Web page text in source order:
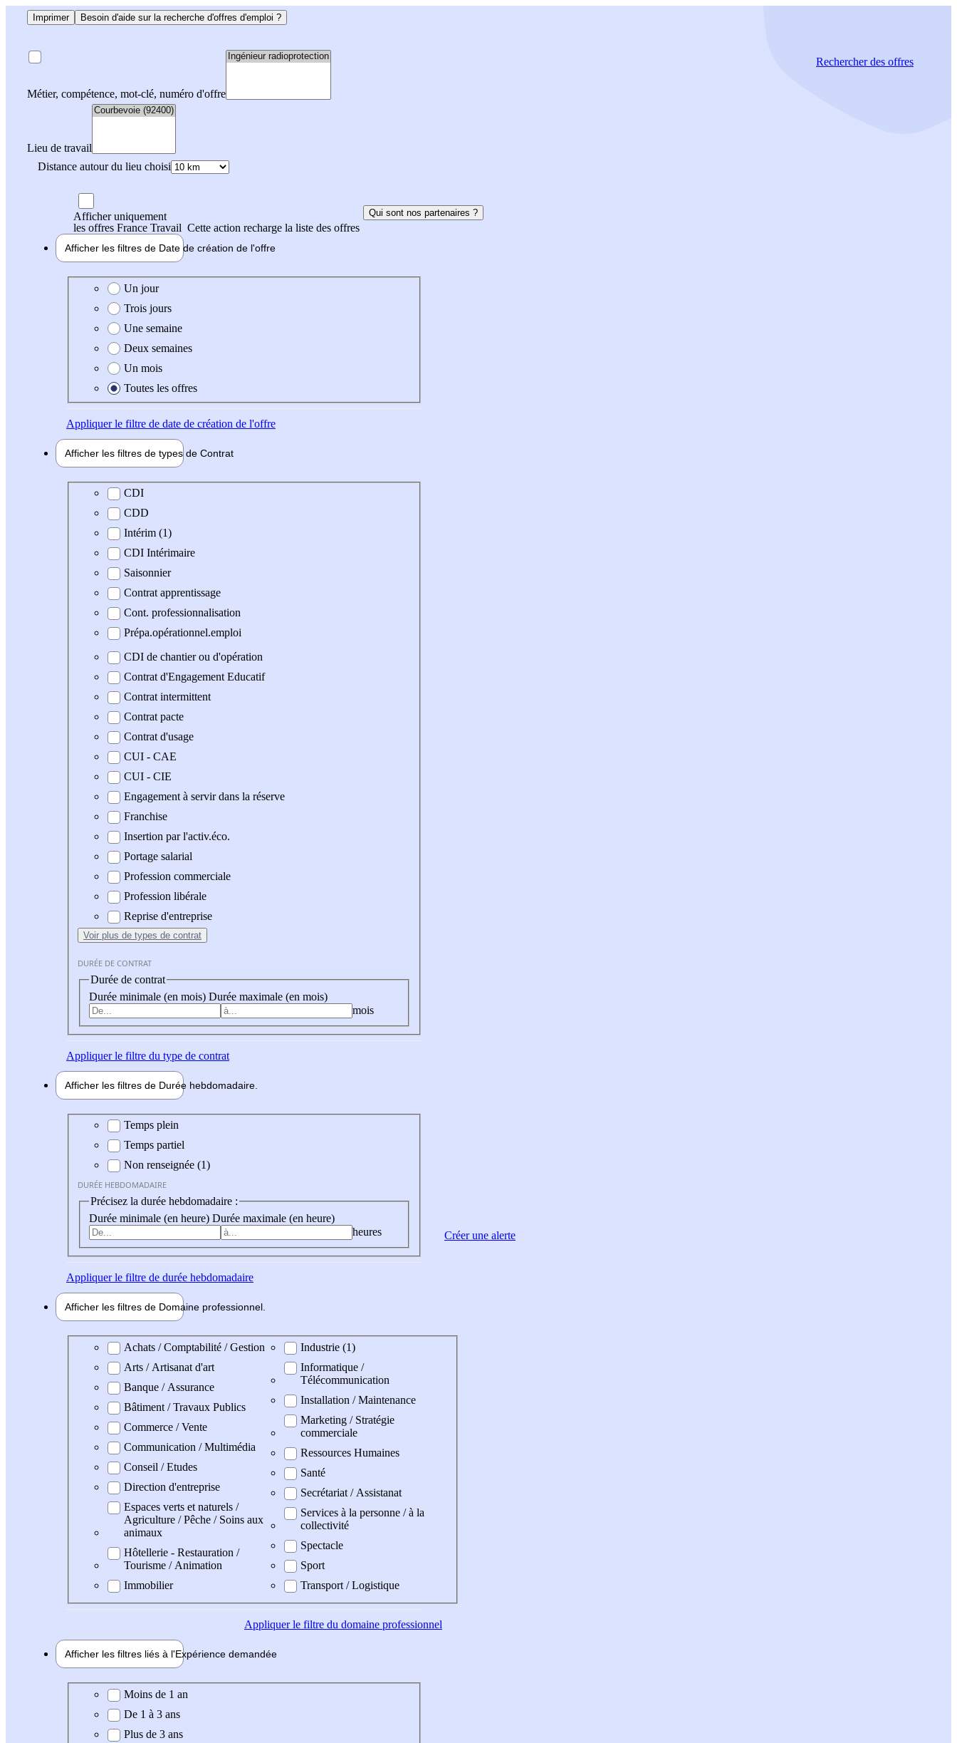
Imprimer Besoin d'aide sur la recherche d'offres d'emploi ?
Métier, compétence, mot-clé, numéro d'offre
Lieu de travail
Distance autour du lieu choisi
Rechercherdes offres
Afficher uniquement
les offres France Travail Cette action recharge la liste des offres
Qui sont nos partenaires ?
Afficher les filtres de Date de création de l'offre
Date de création de l'offre
Un jour
Trois jours
Une semaine
Deux semaines
Un mois
Toutes les offres
Appliquerle filtre de date de création de l'offre
Afficher les filtres de types de Contrat
Type de contrat
CDI
CDD
Intérim (1)
CDI Intérimaire
Saisonnier
Contrat apprentissage
Cont. professionnalisation
Prépa.opérationnel.emploi
CDI de chantier ou d'opération
Contrat d'Engagement Educatif
Contrat intermittent
Contrat pacte
Contrat d'usage
CUI - CAE
CUI - CIE
Engagement à servir dans la réserve
Franchise
Insertion par l'activ.éco.
Portage salarial
Profession commerciale
Profession libérale
Reprise d'entreprise
Voir plus de types de contrat
DURÉE DE CONTRAT
Durée de contrat
Durée minimale (en mois) Durée maximale (en mois)
mois
Appliquerle filtre du type de contrat
Afficher les filtres de Durée hebdomadaire
Durée hebdomadaire
Temps plein
Temps partiel
Non renseignée (1)
DURÉE HEBDOMADAIRE
Précisez la durée hebdomadaire :
Durée minimale (en heure) Durée maximale (en heure)
heures
Appliquerle filtre de durée hebdomadaire
Afficher les filtres de Domaine professionnel
Domaine professionel
Achats / Comptabilité / Gestion
Arts / Artisanat d'art
Banque / Assurance
Bâtiment / Travaux Publics
Commerce / Vente
Communication / Multimédia
Conseil / Etudes
Direction d'entreprise
Espaces verts et naturels /
Agriculture / Pêche / Soins aux
animaux
Hôtellerie - Restauration /
Tourisme / Animation
Immobilier
Industrie (1)
Informatique /
Télécommunication
Installation / Maintenance
Marketing / Stratégie
commerciale
Ressources Humaines
Santé
Secrétariat / Assistanat
Services à la personne / à la
collectivité
Spectacle
Sport
Transport / Logistique
Appliquerle filtre du domaine professionnel
Afficher les filtres liés à l'Expérience demandée
Expérience demandée
Moins de 1 an
De 1 à 3 ans
Plus de 3 ans
Créer une alerte